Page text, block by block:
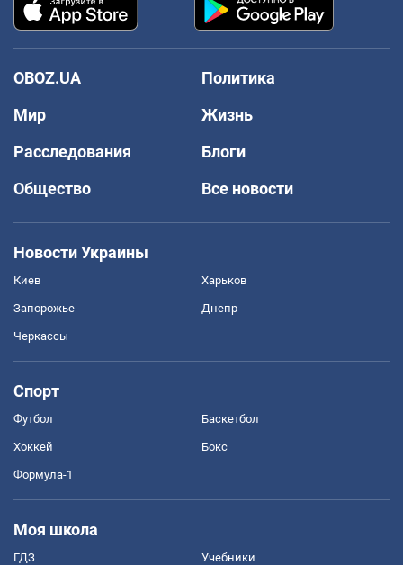
OBOZ.UA
Политика
Мир
Жизнь
Расследования
Блоги
Общество
Все новости
Новости Украины
Киев Харьков
Запорожье Днепр
Черкассы
Спорт
Футбол Баскетбол
Хоккей Бокс
Формула-1
Моя школа
ГДЗ Учебники